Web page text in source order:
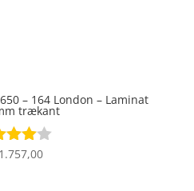
– 164 London – Laminat
trækant
1.757,00